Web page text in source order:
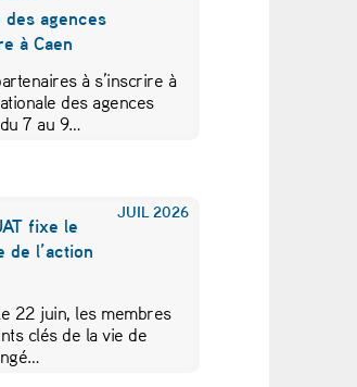
agences
à Caen
à s’inscrire à
des agences
7 au 9…
JUIL 2026
fixe le
de l’action
22 juin, les membres
clés de la vie de